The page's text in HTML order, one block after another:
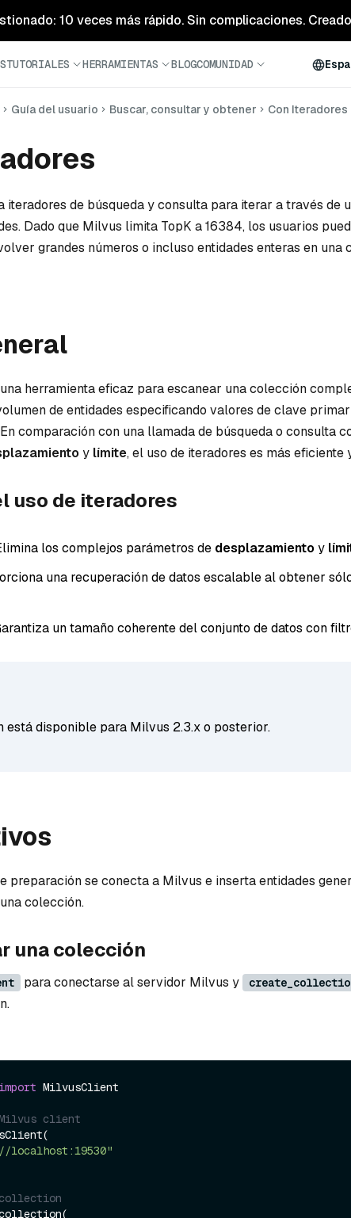
10 veces más rápido. Sin complicaciones. Creado
TUTORIALES HERRAMIENTAS BLOGCOMUNIDAD
Guía del usuario Buscar, consultar y obtener Con Iteradores
iteradores de búsqueda y consulta para iterar a través de
Dado que Milvus limita TopK a 16384, los usuarios
grandes números o incluso entidades enteras en una
herramienta eficaz para escanear una colección
de entidades especificando valores de clave
comparación con una llamada de búsqueda o consulta
y límite, el uso de iteradores es más eficiente
uso de iteradores
los complejos parámetros de desplazamientoy
una recuperación de datos escalable al obtener
un tamaño coherente del conjunto de datos con
está disponible para Milvus 2.3.x o posterior.
preparación se conecta a Milvus e inserta entidades
colección.
una colección
para conectarse al servidor Milvus y
import MilvusClient
client
localhost:19530"